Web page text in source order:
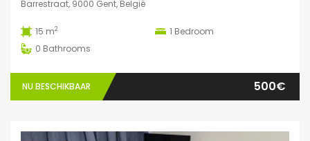
Barrestraat, 9000 Gent, België
15 m2 1 Bedroom
0 Bathrooms
NU BESCHIKBAAR 500€